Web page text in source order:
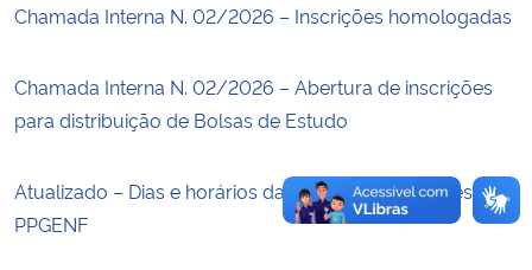
Planalto
Chamada Interna N. 02/2026 – Inscrições homologadas
Chamada Interna N. 02/2026 – Abertura de inscrições
para distribuição de Bolsas de Estudo
Atualizado – Dias e horários das disciplinas 2° semestre
PPGENF